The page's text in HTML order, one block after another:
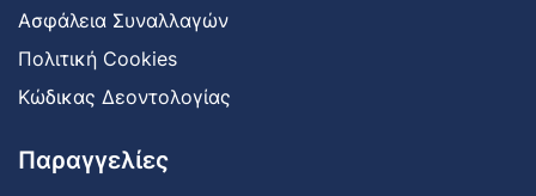
Ασφάλεια Συναλλαγών
Πολιτική Cookies
Κώδικας Δεοντολογίας
Παραγγελίες